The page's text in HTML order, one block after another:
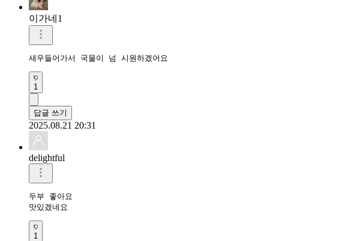
이가네1
새우들어가서 국물이 넘 시원하겠어요
1
답글 쓰기
2025.08.21 20:31
delightful
두부 좋아요
맛있겠네요
1